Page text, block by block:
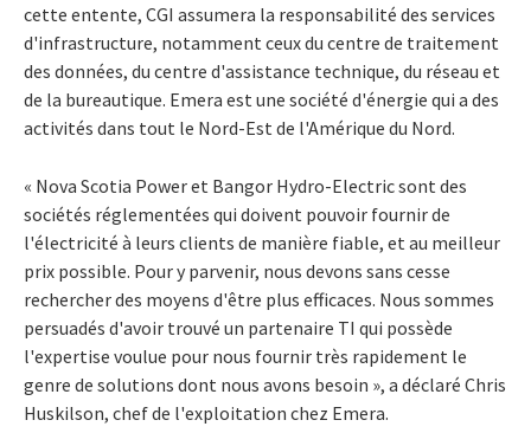
cette entente, CGI assumera la responsabilité des services
d'infrastructure, notamment ceux du centre de traitement
des données, du centre d'assistance technique, du réseau et
de la bureautique. Emera est une société d'énergie qui a des
activités dans tout le Nord-Est de l'Amérique du Nord.
« Nova Scotia Power et Bangor Hydro-Electric sont des
sociétés réglementées qui doivent pouvoir fournir de
l'électricité à leurs clients de manière fiable, et au meilleur
prix possible. Pour y parvenir, nous devons sans cesse
rechercher des moyens d'être plus efficaces. Nous sommes
persuadés d'avoir trouvé un partenaire TI qui possède
l'expertise voulue pour nous fournir très rapidement le
genre de solutions dont nous avons besoin », a déclaré Chris
Huskilson, chef de l'exploitation chez Emera.